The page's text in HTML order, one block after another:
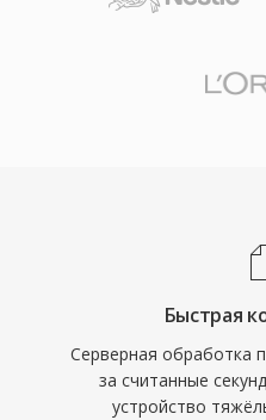
Быстрая
Серверная обработка
за считанные
устройство